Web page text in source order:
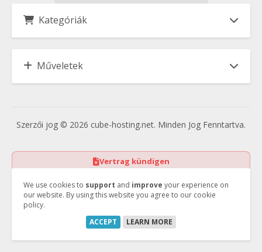
Kategóriák
Műveletek
Szerzői jog © 2026 cube-hosting.net. Minden Jog Fenntartva.
Vertrag kündigen
Vertrag widerrufen
We use cookies to support and improve your experience on
our website. By using this website you agree to our cookie
policy.
ACCEPT
LEARN MORE